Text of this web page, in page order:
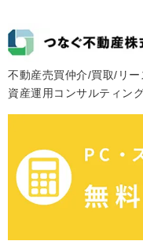
不動産売買仲介/買取/リ
資産運用コンサルティン